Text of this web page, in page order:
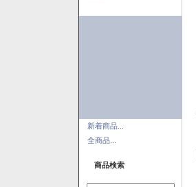
新着商品...
全商品...
商品検索